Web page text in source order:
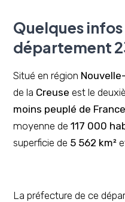
Quelques infos
département
Situé en région
de la Creuse est le
moins peuplé de France
moyenne de 117 000
superficie de 5 562 km²
La préfecture de ce